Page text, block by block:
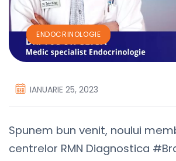
ENDOCRINOLOGIE
IANUARIE 25, 2023
Spunem bun venit, noului
centrelor RMN Diagnostica